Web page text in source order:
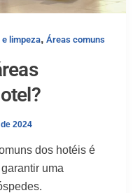
limpeza, Áreas comuns
2024
dos hotéis é
uma